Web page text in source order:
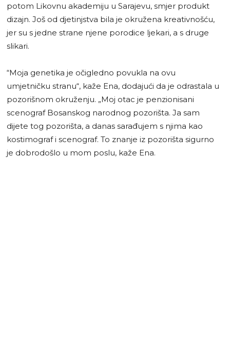
potom Likovnu akademiju u Sarajevu, smjer produkt
dizajn. Još od djetinjstva bila je okružena kreativnošću,
jer su s jedne strane njene porodice ljekari, a s druge
slikari.
“Moja genetika je očigledno povukla na ovu
umjetničku stranu“, kaže Ena, dodajući da je odrastala u
pozorišnom okruženju. „Moj otac je penzionisani
scenograf Bosanskog narodnog pozorišta. Ja sam
dijete tog pozorišta, a danas sarađujem s njima kao
kostimograf i scenograf. To znanje iz pozorišta sigurno
je dobrodošlo u mom poslu, kaže Ena.